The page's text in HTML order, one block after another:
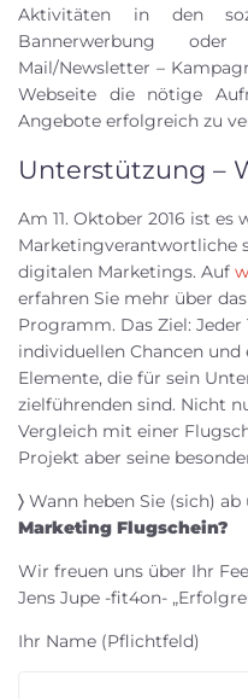
Aktivitäten in den
Bannerwerbung
Mail/Newsletter –
Webseite die nötige
Angebote erfolgreich zu
Unterstützung –
Am 11. Oktober 2016 ist
Marketingverantwortliche
digitalen Marketings. Auf
erfahren Sie mehr über
Programm. Das Ziel:
individuellen Chancen
Elemente, die für sein
zielführenden sind. Nicht
Vergleich mit einer
Projekt aber seine
〉 Wann heben Sie (sich)
Marketing Flugschein?
Wir freuen uns über Ihr
Jens Jupe -fit4on-
Ihr Name (Pflichtfeld)